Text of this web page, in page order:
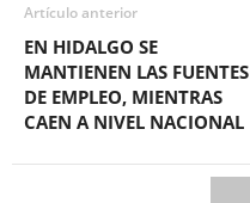
Artículo anterior
EN HIDALGO SE
MANTIENEN LAS FUENTES
DE EMPLEO, MIENTRAS
CAEN A NIVEL NACIONAL